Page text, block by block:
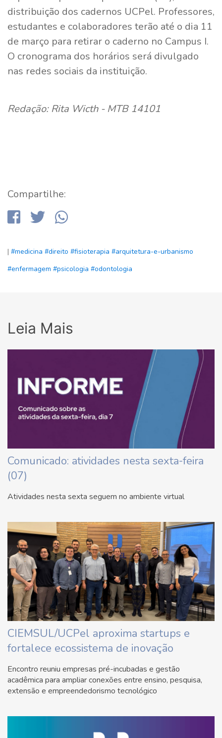
distribuição dos cadernos UCPel. Professores,
estudantes e colaboradores terão até o dia 11
de março para retirar o caderno no Campus I.
O cronograma dos horários será divulgado
nas redes sociais da instituição.
Redação: Rita Wicth - MTB 14101
Compartilhe:
| #medicina #direito #fisioterapia #arquitetura-e-urbanismo
#enfermagem #psicologia #odontologia
Leia Mais
Comunicado: atividades nesta sexta-feira
(07)
Atividades nesta sexta seguem no ambiente virtual
CIEMSUL/UCPel aproxima startups e
fortalece ecossistema de inovação
Encontro reuniu empresas pré-incubadas e gestão
acadêmica para ampliar conexões entre ensino, pesquisa,
extensão e empreendedorismo tecnológico